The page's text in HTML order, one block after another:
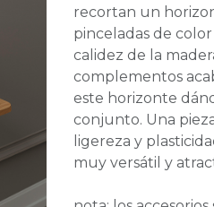
recortan un
pinceladas de
calidez de la
complementos
este horizonte
conjunto. Una
ligereza y
muy versátil y